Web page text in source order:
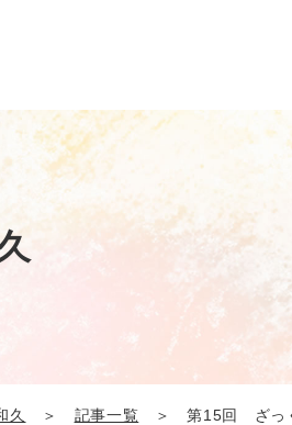
久 ＞ 記事一覧 ＞ 第15回 ざっく